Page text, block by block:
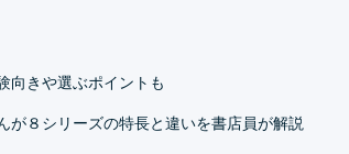
きや選ぶポイントも
が８シリーズの特長と違いを書店員が解説